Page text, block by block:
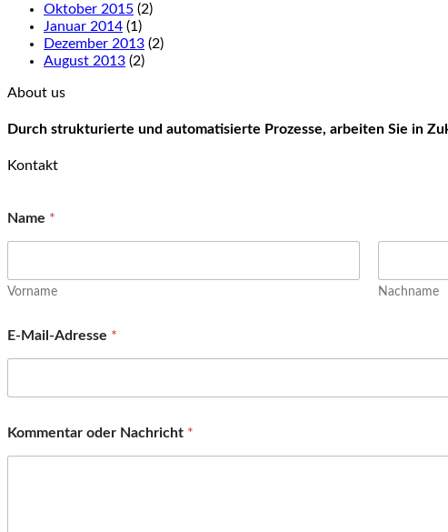
Oktober 2015 (2)
Januar 2014 (1)
Dezember 2013 (2)
August 2013 (2)
About us
Durch strukturierte und automatisierte Prozesse, arbeiten Sie in
Kontakt
Name *
Vorname Nachname
E-Mail-Adresse *
Kommentar oder Nachricht *